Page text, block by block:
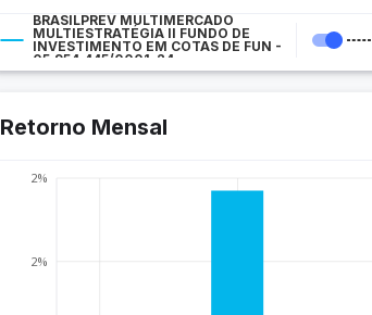
BRASILPREV MULTIMERCADO
MULTIESTRATÉGIA II FUNDO DE
INVESTIMENTO EM COTAS DE FUN -
05.954.445/0001-24
Retorno Mensal
2%
2%